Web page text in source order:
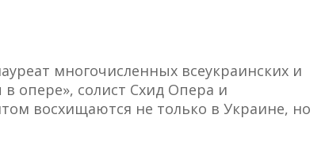
многочисленных всеукраинских и
опере», солист Схид Опера и
восхищаются не только в Украине, но